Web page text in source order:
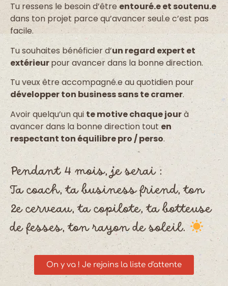
Tu ressens le besoin d’êtreentouré.e et soutenu.e
dans ton projet parce qu’avancer seul.e c’est pas
facile.
Tu souhaites bénéficier d’un regard expert et
extérieurpour avancer dans la bonne direction.
Tu veux être accompagné.e au quotidien pour
développer ton business sans te cramer.
Avoir quelqu’un qui te motive chaque jourà
avancer dans la bonne direction touten
respectant ton équilibre pro / perso.
Pendant 4 mois, je serai :
Ta coach, ta business friend, ton
2e cerveau, ta copilote, ta botteuse
de fesses, ton rayon de soleil.
On y va ! Je rejoins la liste d'attente